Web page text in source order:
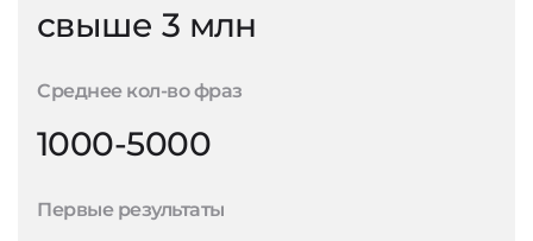
свыше 3 млн
Среднее кол-во фраз
1000-5000
Первые результаты